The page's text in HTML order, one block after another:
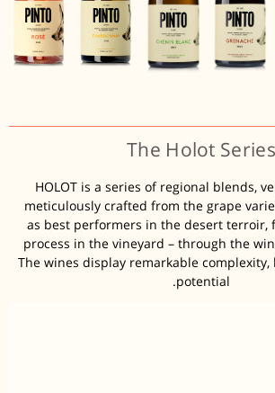
The Holot Series
HOLOT is a series of regional blends,
meticulously crafted from the grape
as best performers in the desert terroir,
process in the vineyard – through the
The wines display remarkable
potential.